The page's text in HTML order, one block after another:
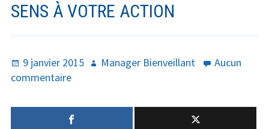
SENS À VOTRE ACTION
Publié
le
9 janvier 2015 Auteur
Manager Bienveillant
Aucun
commentairesur
les
décideurs